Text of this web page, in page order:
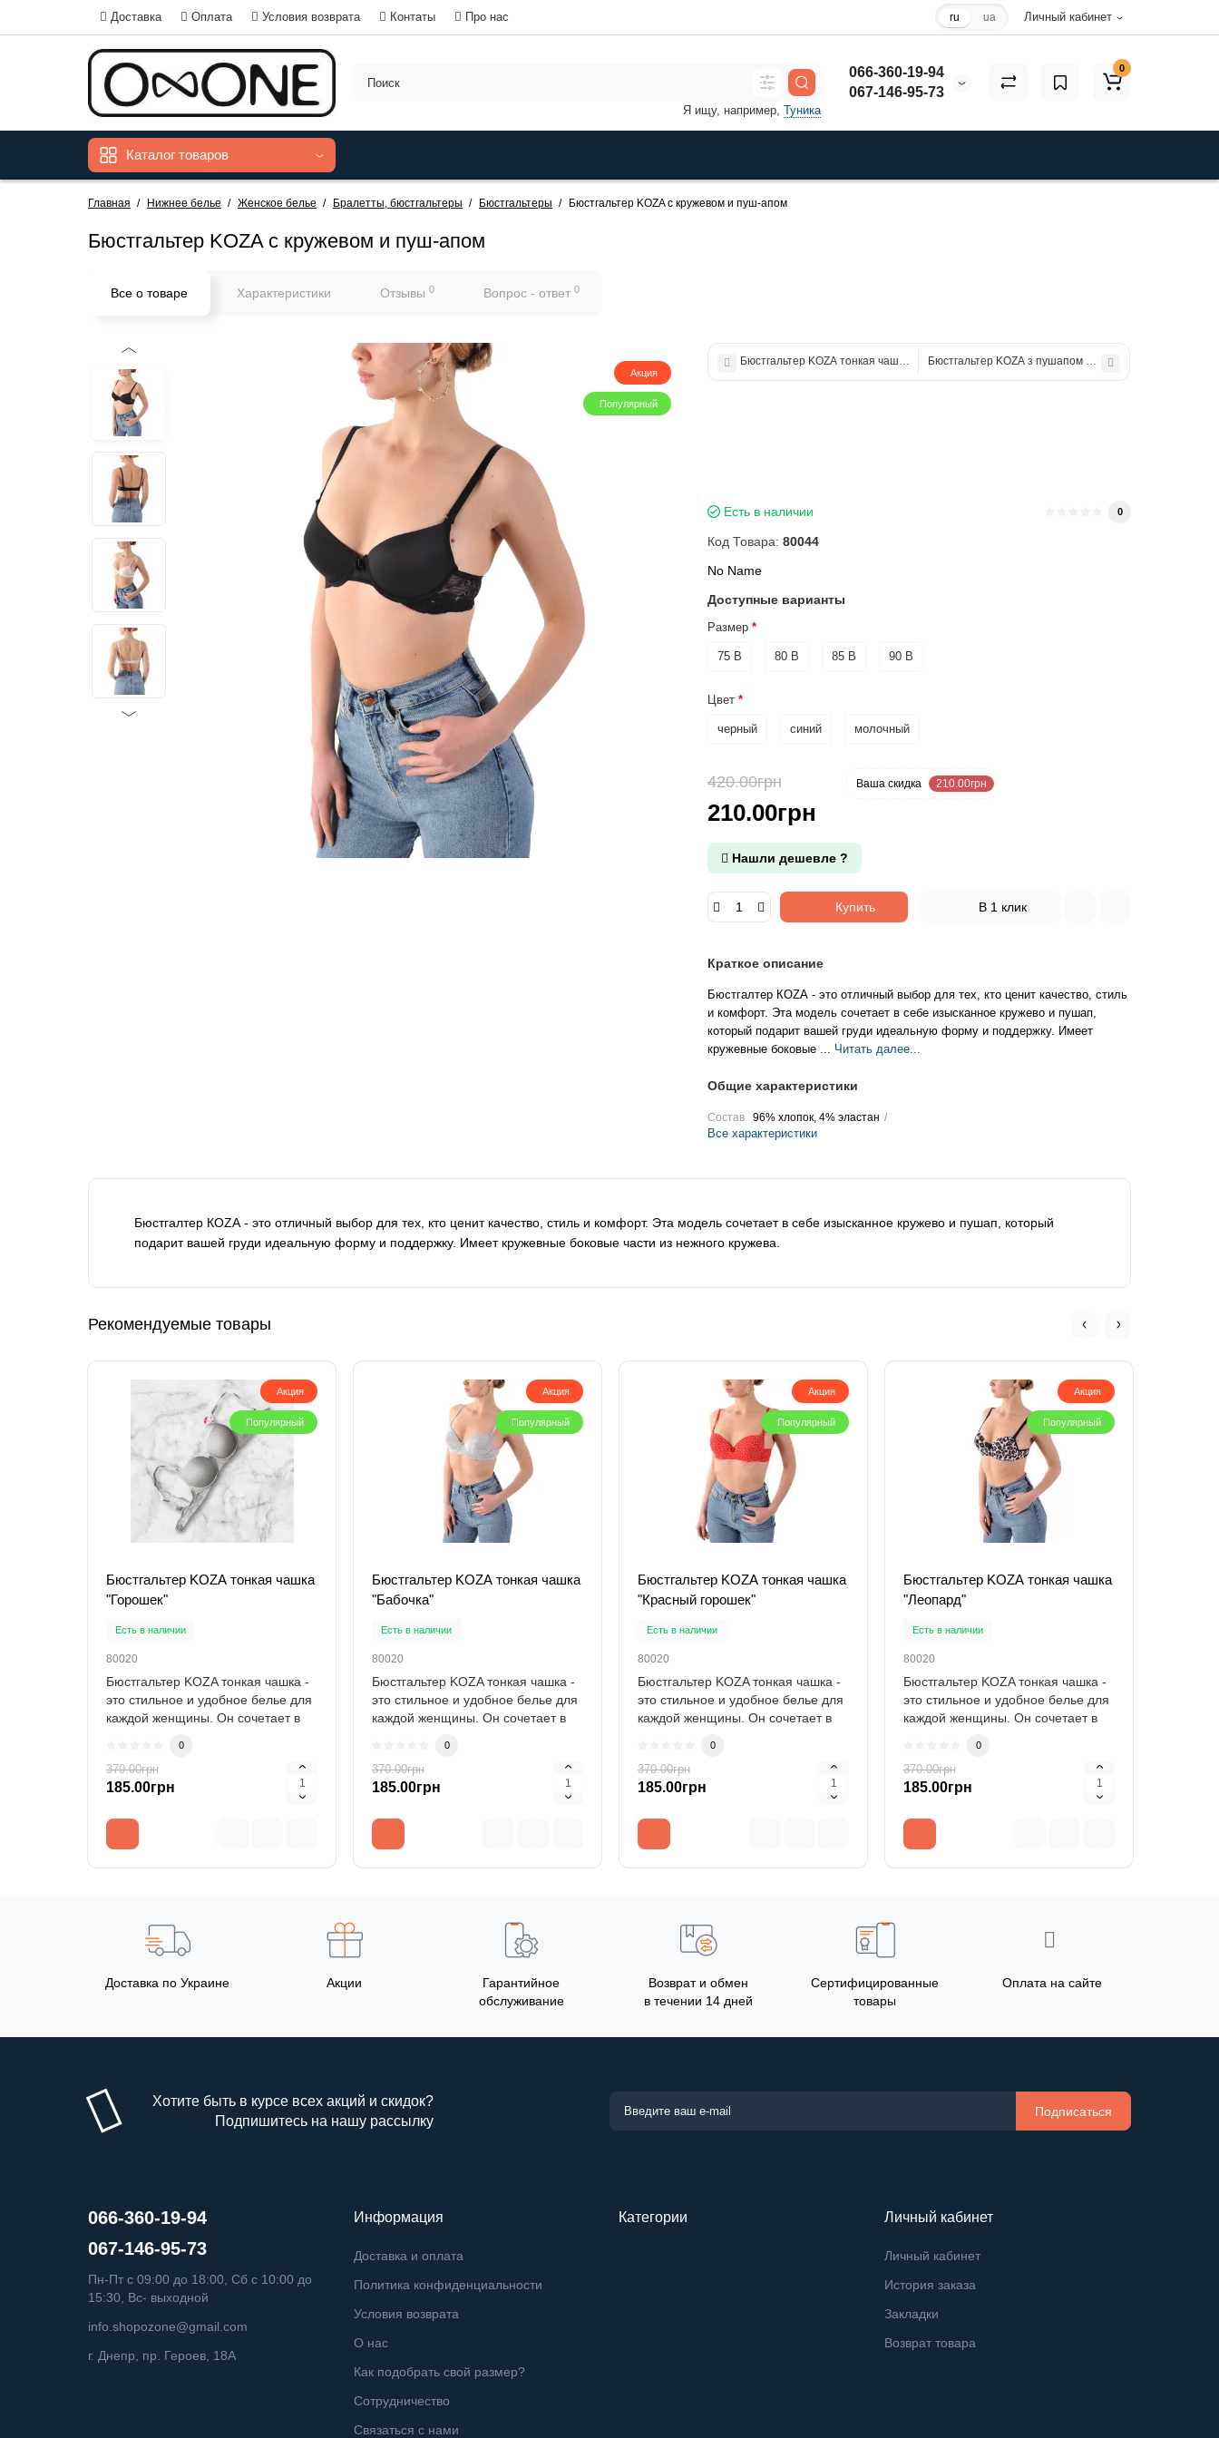
Доставка Оплата Условия возврата Контаты Про нас Личный кабинет
ru ua
066-360-19-94
067-146-95-73
Я ищу, например, Туника
0
Каталог товаров
Главная Нижнее белье Женское белье Бралетты, бюстгальтеры Бюстгальтеры Бюстгальтер KOZA с кружевом и пуш-апом
Бюстгальтер KOZA с кружевом и пуш-апом
Все о товаре Характеристики Отзывы 0 Вопрос - ответ 0
Акция
Популярный
Бюстгальтер KOZA тонкая чашка "Бабочка"Бюстгальтер KOZA з пушапом "Леопард"
Есть в наличии 0
Код Товара: 80044
No Name
Доступные варианты
Размер
75 B 80 B 85 B 90 B
Цвет
черный синий молочный
420.00грн Ваша cкидка 210.00грн
210.00грн
Нашли дешевле ?
Купить В 1 клик
Краткое описание
Бюстгалтер КОZА - это отличный выбор для тех, кто ценит качество, стиль
и комфорт. Эта модель сочетает в себе изысканное кружево и пушап,
который подарит вашей груди идеальную форму и поддержку. Имеет
кружевные боковые ... Читать далее...
Общие характеристики
Состав 96% хлопок, 4% эластан
Все характеристики
Бюстгалтер КОZА - это отличный выбор для тех, кто ценит качество, стиль и комфорт. Эта модель сочетает в себе изысканное кружево и пушап, который
подарит вашей груди идеальную форму и поддержку. Имеет кружевные боковые части из нежного кружева.
Рекомендуемые товары
Акция
Популярный
Бюстгальтер KOZA тонкая чашка
"Горошек"
Есть в наличии
80020
Бюстгальтер KOZA тонкая чашка -
это стильное и удобное белье для
каждой женщины. Он сочетает в
0
370.00грн
185.00грн
Акция
Популярный
Бюстгальтер KOZA тонкая чашка
"Бабочка"
Есть в наличии
80020
Бюстгальтер KOZA тонкая чашка -
это стильное и удобное белье для
каждой женщины. Он сочетает в
0
370.00грн
185.00грн
Акция
Популярный
Бюстгальтер KOZA тонкая чашка
"Красный горошек"
Есть в наличии
80020
Бюстгальтер KOZA тонкая чашка -
это стильное и удобное белье для
каждой женщины. Он сочетает в
0
370.00грн
185.00грн
Акция
Популярный
Бюстгальтер KOZA тонкая чашка
"Леопард"
Есть в наличии
80020
Бюстгальтер KOZA тонкая чашка -
это стильное и удобное белье для
каждой женщины. Он сочетает в
0
370.00грн
185.00грн
Доставка по Украине Акции
Гарантийное
обслуживание
Возврат и обмен
в течении 14 дней
Сертифицированные
товары
Оплата на сайте
Хотите быть в курсе всех акций и скидок?
Подпишитесь на нашу рассылку
Подписаться
066-360-19-94
067-146-95-73
Пн-Пт с 09:00 до 18:00, Сб с 10:00 до
15:30, Вс- выходной
info.shopozone@gmail.com
г. Днепр, пр. Героев, 18А
Информация
Доставка и оплата
Политика конфиденциальности
Условия возврата
О нас
Как подобрать свой размер?
Сотрудничество
Связаться с нами
Категории Личный кабинет
Личный кабинет
История заказа
Закладки
Возврат товара